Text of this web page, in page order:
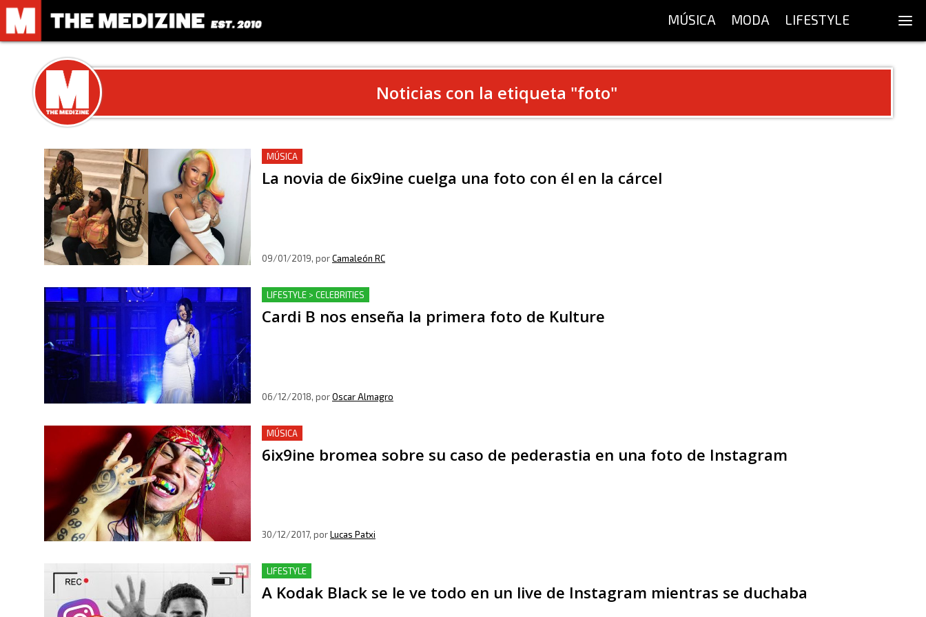
MÚSICA MODA LIFESTYLE
Noticias con la etiqueta "foto"
MÚSICA
La novia de 6ix9ine cuelga una foto con él en la cárcel
09/01/2019, porCamaleón RC
LIFESTYLE > CELEBRITIES
Cardi B nos enseña la primera foto de Kulture
06/12/2018, porOscar Almagro
MÚSICA
6ix9ine bromea sobre su caso de pederastia en una foto de Instagram
30/12/2017, porLucas Patxi
LIFESTYLE
A Kodak Black se le ve todo en un live de Instagram mientras se duchaba